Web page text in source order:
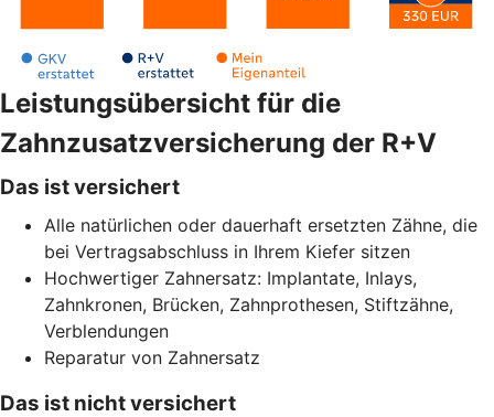
Leistungsübersicht für die
Zahnzusatzversicherung der R+V
Das ist versichert
Alle natürlichen oder dauerhaft ersetzten Zähne, die
bei Vertragsabschluss in Ihrem Kiefer sitzen
Hochwertiger Zahnersatz: Implantate, Inlays,
Zahnkronen, Brücken, Zahnprothesen, Stiftzähne,
Verblendungen
Reparatur von Zahnersatz
Das ist nicht versichert